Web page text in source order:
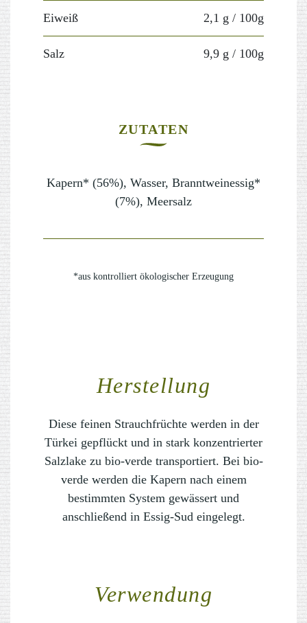
Eiweiß 2,1 g / 100g
Salz 9,9 g / 100g
ZUTATEN
Kapern* (56%), Wasser, Branntweinessig*
(7%), Meersalz
*aus kontrolliert ökologischer Erzeugung
Herstellung
Diese feinen Strauchfrüchte werden in der
Türkei gepflückt und in stark konzentrierter
Salzlake zu bio-verde transportiert. Bei bio-
verde werden die Kapern nach einem
bestimmten System gewässert und
anschließend in Essig-Sud eingelegt.
Verwendung